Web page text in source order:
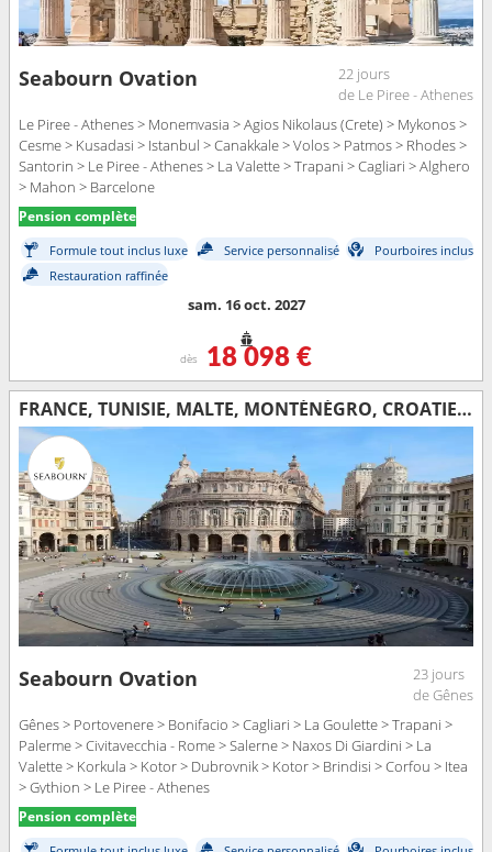
Seabourn Ovation
22 jours
de Le Piree - Athenes
Le Piree - Athenes > Monemvasia > Agios Nikolaus (Crete) > Mykonos >
Cesme > Kusadasi > Istanbul > Canakkale > Volos > Patmos > Rhodes >
Santorin > Le Piree - Athenes > La Valette > Trapani > Cagliari > Alghero
> Mahon > Barcelone
Pension complète
Formule tout inclus luxe Service personnalisé
Pourboires inclus
Restauration raffinée
sam. 16 oct. 2027
dès 18 098 €
FRANCE, TUNISIE, MALTE, MONTÉNÉGRO, CROATIE, ITALIE, GRÈCE
Seabourn Ovation
23 jours
de Gênes
Gênes > Portovenere > Bonifacio > Cagliari > La Goulette > Trapani >
Palerme > Civitavecchia - Rome > Salerne > Naxos Di Giardini > La
Valette > Korkula > Kotor > Dubrovnik > Kotor > Brindisi > Corfou > Itea
> Gythion > Le Piree - Athenes
Pension complète